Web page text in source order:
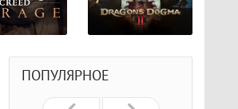
ПОПУЛЯРНОЕ